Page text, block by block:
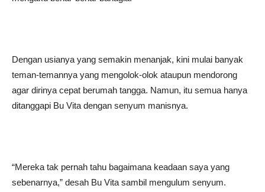
Dengan usianya yang semakin menanjak, kini mulai banyak
teman-temannya yang mengolok-olok ataupun mendorong
agar dirinya cepat berumah tangga. Namun, itu semua hanya
ditanggapi Bu Vita dengan senyum manisnya.
“Mereka tak pernah tahu bagaimana keadaan saya yang
sebenarnya,” desah Bu Vita sambil mengulum senyum.